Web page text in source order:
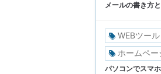
メールの書き方
WEBツール
ホームペー
パソコンでスマ